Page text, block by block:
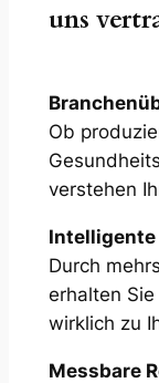
uns
Ob
verstehen
Durch
erhalten
wirklich zu
Messbare